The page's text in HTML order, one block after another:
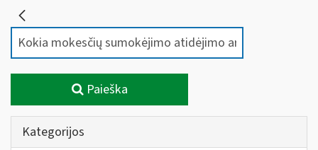
Paieška
Kategorijos